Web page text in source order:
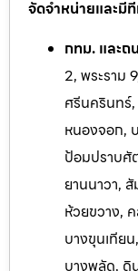
จัดจำหน่ายและมี
กทม. และ
2, พระราม
ศรีนครินทร์
หนองจอก,
ป้อมปราบศั
ยานนาวา,
ห้วยขวาง,
บางขุนเทีย
บางพลัด, ดิ